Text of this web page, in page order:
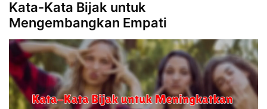
Kata-Kata Bijak untuk
Mengembangkan Empati